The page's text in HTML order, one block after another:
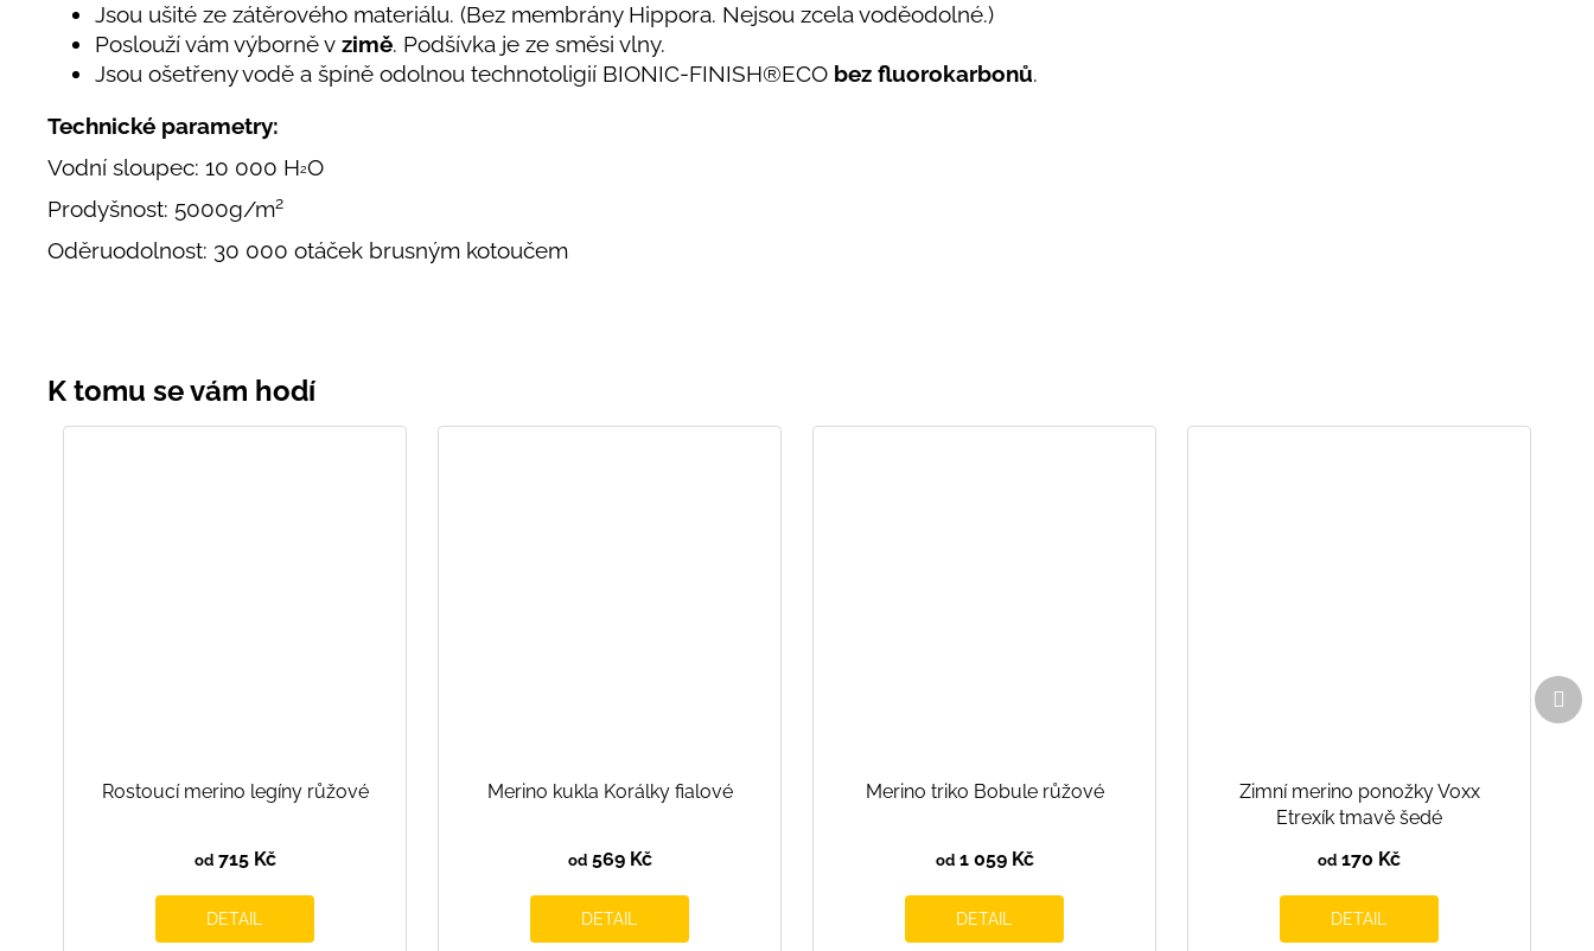
Jsou ušité ze zátěrového materiálu. (Bez membrány Hippora. Nejsou zcela voděodolné.)
Poslouží vám výborně v zimě. Podšívka je ze směsi vlny.
Jsou ošetřeny vodě a špíně odolnou technotoligií BIONIC-FINISH®ECO bez fluorokarbonů.
Technické parametry:
Vodní sloupec: 10 000 H2O
Prodyšnost: 5000g/m2
Oděruodolnost: 30 000 otáček brusným kotoučem
Rostoucí merino legíny růžové
od715 Kč
DETAIL
Merino kukla Korálky fialové
od569 Kč
DETAIL
Merino triko Bobule růžové
od1 059 Kč
DETAIL
Zimní merino ponožky Voxx
Etrexík tmavě šedé
od 170 Kč
DETAIL